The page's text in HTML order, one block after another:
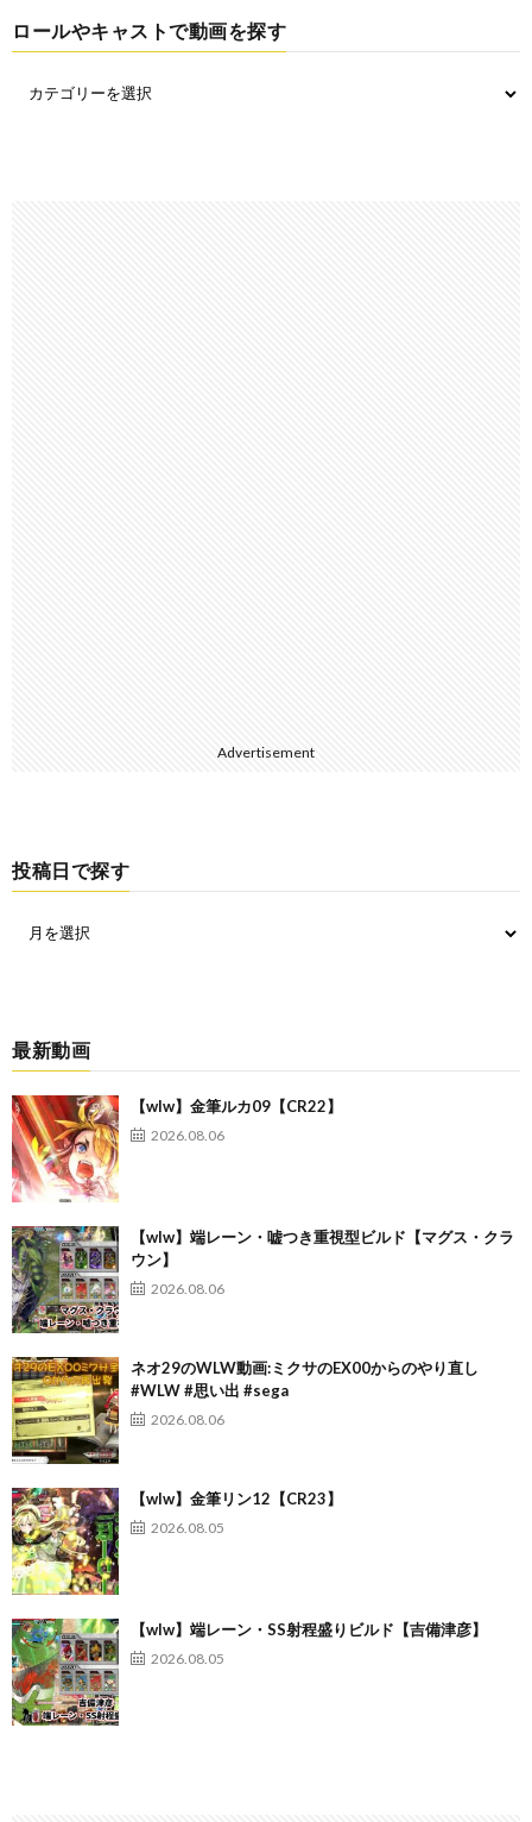
ロールやキャストで動画を探す
Advertisement
投稿日で探す
最新動画
【wlw】金筆ルカ09【CR22】
2026.08.06
【wlw】端レーン・嘘つき重視型ビルド【マグス・クラ
ウン】
2026.08.06
ネオ29のWLW動画:ミクサのEX00からのやり直し
#WLW #思い出 #sega
2026.08.06
【wlw】金筆リン12【CR23】
2026.08.05
【wlw】端レーン・SS射程盛りビルド【吉備津彦】
2026.08.05